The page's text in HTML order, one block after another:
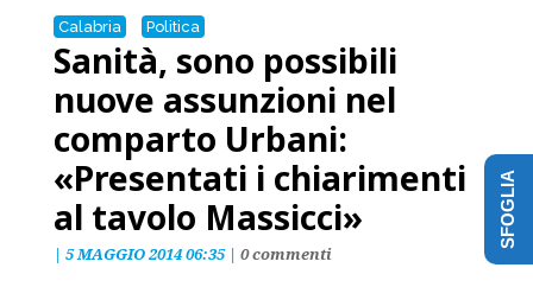
Calabria Politica
Sanità, sono possibili
nuove assunzioni nel
comparto Urbani:
«Presentati i chiarimenti
al tavolo Massicci»
| 5 MAGGIO 2014 06:35| 0 commenti
SFOGLIA